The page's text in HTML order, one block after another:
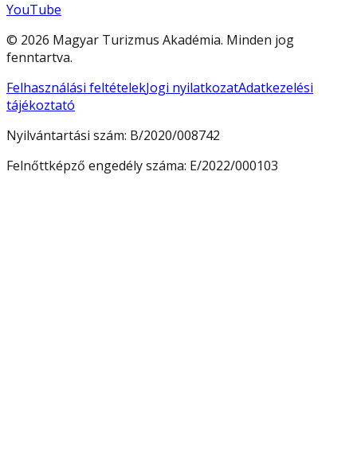
YouTube
© 2026 Magyar Turizmus Akadémia. Minden jog
fenntartva.
Felhasználási feltételekJogi nyilatkozatAdatkezelési
tájékoztató
Nyilvántartási szám: B/2020/008742
Felnőttképző engedély száma: E/2022/000103